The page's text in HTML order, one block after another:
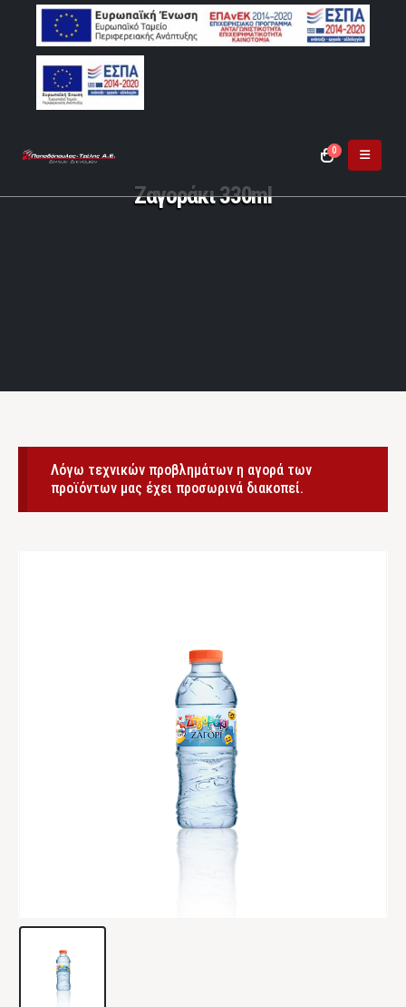
0
Ζαγοράκι 330ml
Λόγω τεχνικών προβλημάτων η αγορά των
προϊόντων μας έχει προσωρινά διακοπεί.